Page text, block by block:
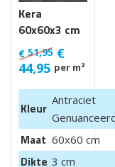
Kera
60x60x3 cm
Luik
€ 51,95 €
44,95 per m²
Kleur
Antraciet
Maat 60x60 cm
Dikte 3 cm